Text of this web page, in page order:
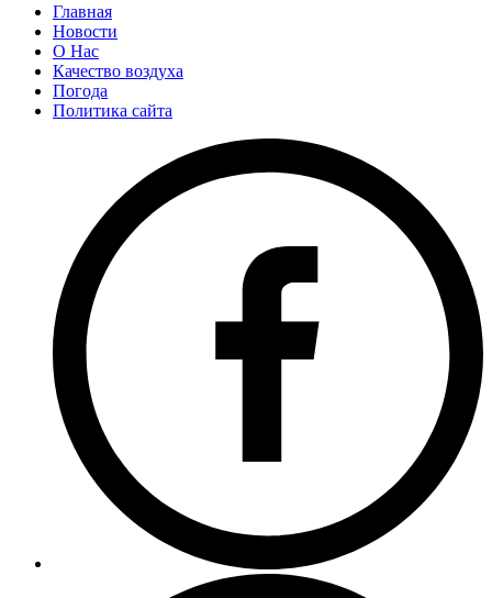
Главная
Новости
О Нас
Качество воздуха
Погода
Политика сайта